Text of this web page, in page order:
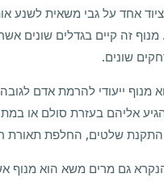
אחד על גבי משאית לשנע
זה קיים בגדלים שונים
שונים.
מנוף ייעודי להרמת אדם
אליהם בעזרת סולם או
התקנת שלטים, החלפת תאורת
גם מרים משא הוא מנוף